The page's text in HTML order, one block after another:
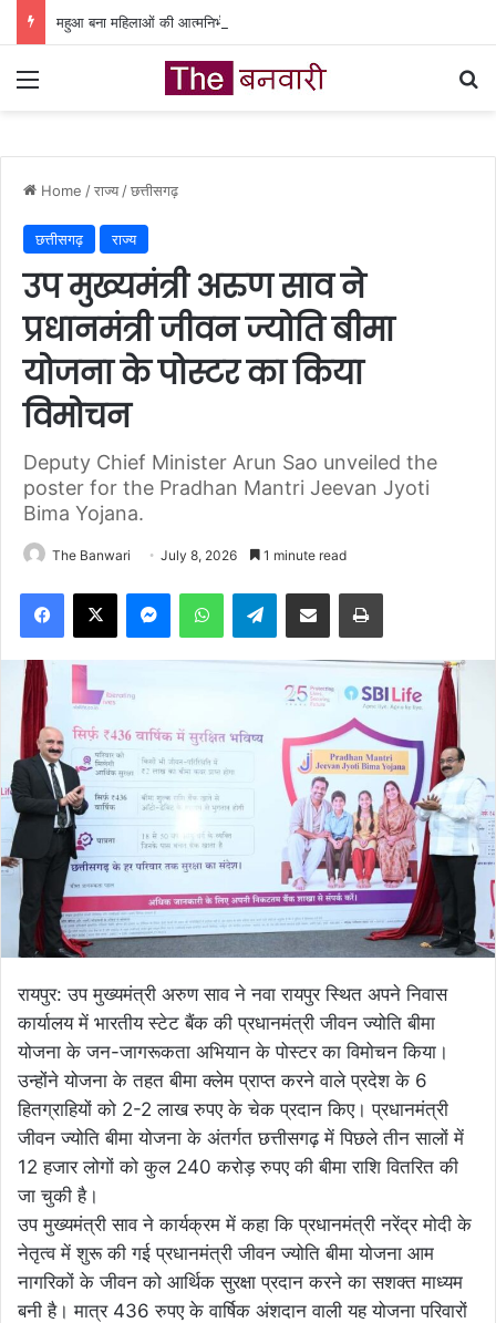
Menu
Home /राज्य /छत्तीसगढ़
छत्तीसगढ़ राज्य
उप मुख्यमंत्री अरुण साव ने
प्रधानमंत्री जीवन ज्योति बीमा
योजना के पोस्टर का किया
विमोचन
Deputy Chief Minister Arun Sao unveiled the
poster for the Pradhan Mantri Jeevan Jyoti
Bima Yojana.
The Banwari July 8, 2026 1 minute read
Facebook
X MessengerWhatsAppTelegramShare via Email Print
रायपुर: उप मुख्यमंत्री अरुण साव ने नवा रायपुर स्थित अपने निवास
कार्यालय में भारतीय स्टेट बैंक की प्रधानमंत्री जीवन ज्योति बीमा
योजना के जन-जागरूकता अभियान के पोस्टर का विमोचन किया।
उन्होंने योजना के तहत बीमा क्लेम प्राप्त करने वाले प्रदेश के 6
हितग्राहियों को 2-2 लाख रुपए के चेक प्रदान किए। प्रधानमंत्री
जीवन ज्योति बीमा योजना के अंतर्गत छत्तीसगढ़ में पिछले तीन सालों में
12 हजार लोगों को कुल 240 करोड़ रुपए की बीमा राशि वितरित की
जा चुकी है।
उप मुख्यमंत्री साव ने कार्यक्रम में कहा कि प्रधानमंत्री नरेंद्र मोदी के
नेतृत्व में शुरू की गई प्रधानमंत्री जीवन ज्योति बीमा योजना आम
नागरिकों के जीवन को आर्थिक सुरक्षा प्रदान करने का सशक्त माध्यम
बनी है। मात्र 436 रुपए के वार्षिक अंशदान वाली यह योजना परिवारों